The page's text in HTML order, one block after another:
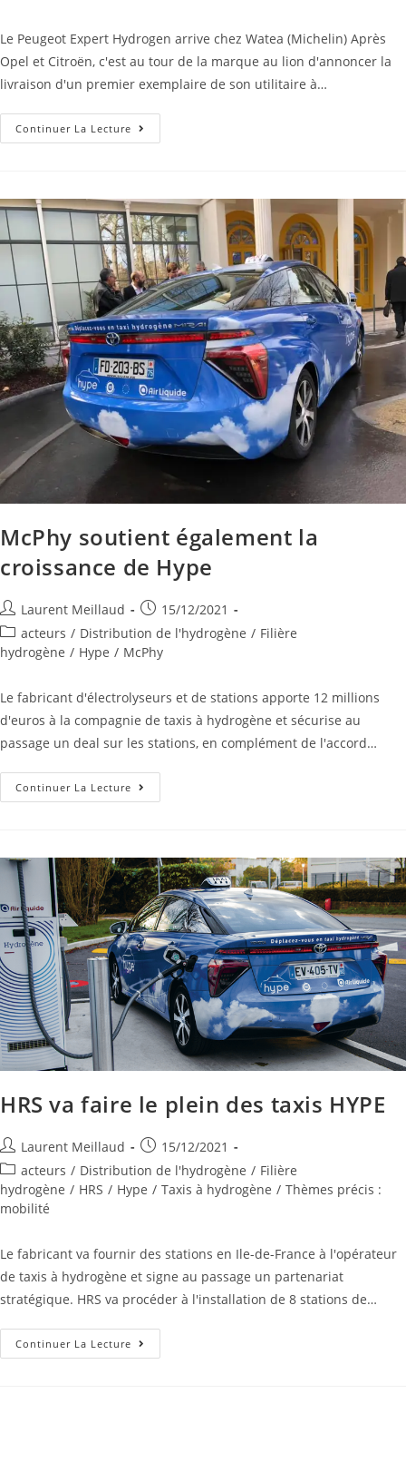
Le Peugeot Expert Hydrogen arrive chez Watea (Michelin) Après
Opel et Citroën, c'est au tour de la marque au lion d'annoncer la
livraison d'un premier exemplaire de son utilitaire à…
Continuer La Lecture
McPhy soutient également la
croissance de Hype
Laurent Meillaud
15/12/2021
acteurs / Distribution de l'hydrogène / Filière
hydrogène / Hype / McPhy
Le fabricant d'électrolyseurs et de stations apporte 12 millions
d'euros à la compagnie de taxis à hydrogène et sécurise au
passage un deal sur les stations, en complément de l'accord…
Continuer La Lecture
HRS va faire le plein des taxis HYPE
Laurent Meillaud
15/12/2021
acteurs / Distribution de l'hydrogène / Filière
hydrogène / HRS / Hype / Taxis à hydrogène / Thèmes précis :
mobilité
Le fabricant va fournir des stations en Ile-de-France à l'opérateur
de taxis à hydrogène et signe au passage un partenariat
stratégique. HRS va procéder à l'installation de 8 stations de…
Continuer La Lecture